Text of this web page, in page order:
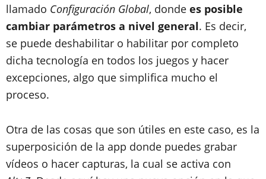
llamado Configuración Global, donde es posible
cambiar parámetros a nivel general. Es decir,
se puede deshabilitar o habilitar por completo
dicha tecnología en todos los juegos y hacer
excepciones, algo que simplifica mucho el
proceso.
Otra de las cosas que son útiles en este caso, es la
superposición de la app donde puedes grabar
vídeos o hacer capturas, la cual se activa con